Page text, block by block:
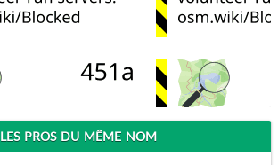
LES PROS DU MÊME NOM